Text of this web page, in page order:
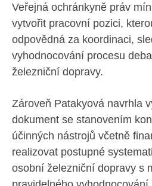
Veřejná ochránkyně práv
vytvořit pracovní pozici,
odpovědná za koordinaci,
vyhodnocování procesu
železniční dopravy.
Zároveň Patakyová navrhla
dokument se stanovením
účinných nástrojů včetně
realizovat postupné
osobní železniční dopravy s